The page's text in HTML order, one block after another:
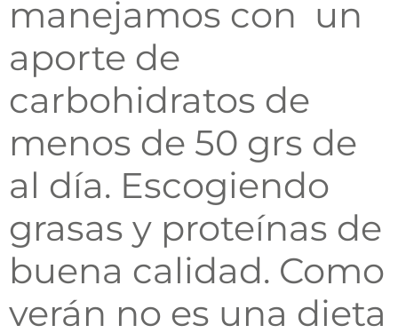
manejamos con un
aporte de
carbohidratos de
menos de 50 grs de
al día. Escogiendo
grasas y proteínas de
buena calidad. Como
verán no es una dieta